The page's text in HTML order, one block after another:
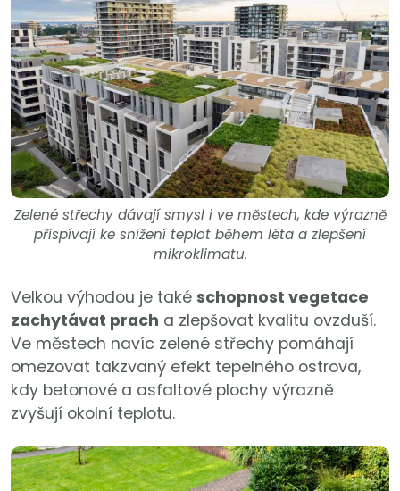
Zelené střechy dávají smysl i ve městech, kde výrazně
přispívají ke snížení teplot během léta a zlepšení
mikroklimatu.
Velkou výhodou je také schopnost vegetace
zachytávat prach a zlepšovat kvalitu ovzduší.
Ve městech navíc zelené střechy pomáhají
omezovat takzvaný efekt tepelného ostrova,
kdy betonové a asfaltové plochy výrazně
zvyšují okolní teplotu.